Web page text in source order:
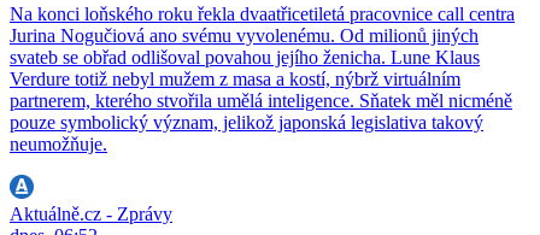
Na konci loňského roku řekla dvaatřicetiletá pracovnice call centra
Jurina Nogučiová ano svému vyvolenému. Od milionů jiných
svateb se obřad odlišoval povahou jejího ženicha. Lune Klaus
Verdure totiž nebyl mužem z masa a kostí, nýbrž virtuálním
partnerem, kterého stvořila umělá inteligence. Sňatek měl nicméně
pouze symbolický význam, jelikož japonská legislativa takový
neumožňuje.
Aktuálně.cz - Zprávy